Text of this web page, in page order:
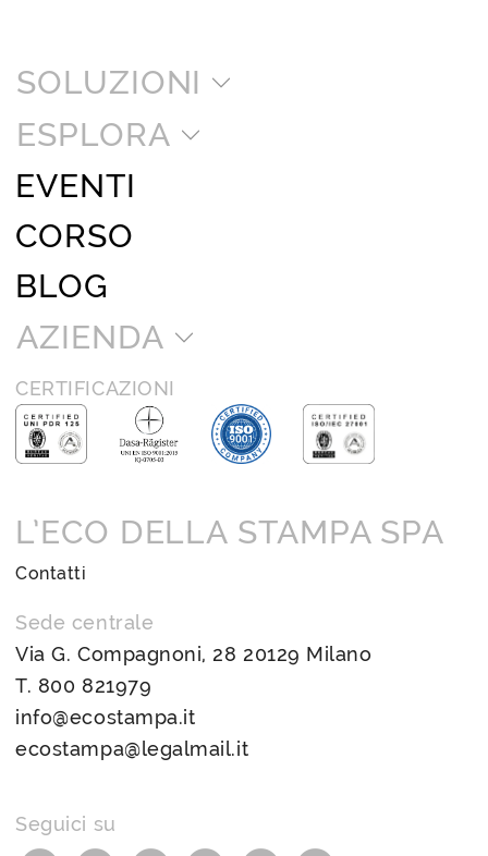
SOLUZIONI
ESPLORA
EVENTI
CORSO
BLOG
AZIENDA
CERTIFICAZIONI
L’ECO DELLA STAMPA SPA
Contatti
Sede centrale
Via G. Compagnoni, 28 20129 Milano
T. 800 821979
info@ecostampa.it
ecostampa@legalmail.it
Seguici su